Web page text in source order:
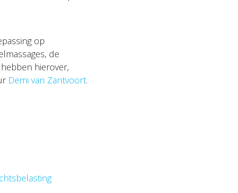
op
de
hierover,
Demi van Zantvoort.